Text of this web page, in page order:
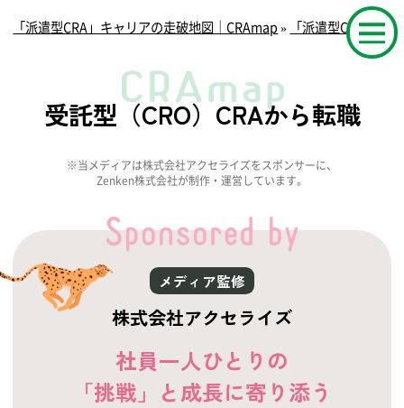
「派遣型CRA」キャリアの走破地図｜CRAmap» 「派遣型CRA」へ
受託型（CRO）CRAから転職
※当メディアは株式会社アクセライズをスポンサーに、
Zenken株式会社が制作・運営しています。
メディア監修
株式会社アクセライズ
社員一人ひとりの
「挑戦」と成長に寄り添う